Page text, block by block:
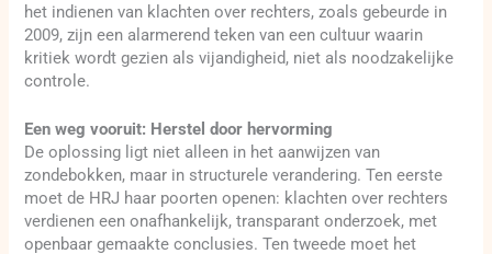
het indienen van klachten over rechters, zoals gebeurde in
2009, zijn een alarmerend teken van een cultuur waarin
kritiek wordt gezien als vijandigheid, niet als noodzakelijke
controle.
Een weg vooruit: Herstel door hervorming
De oplossing ligt niet alleen in het aanwijzen van
zondebokken, maar in structurele verandering. Ten eerste
moet de HRJ haar poorten openen: klachten over rechters
verdienen een onafhankelijk, transparant onderzoek, met
openbaar gemaakte conclusies. Ten tweede moet het